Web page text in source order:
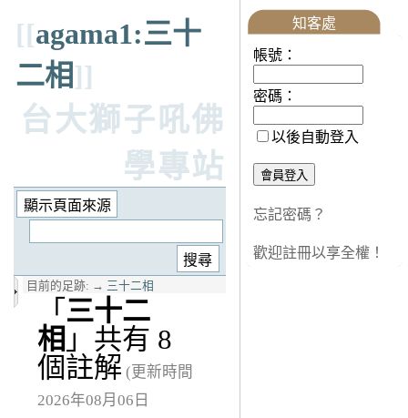
[[agama1:三十
二相]]
台大獅子吼佛
學專站
目前的足跡: → 三十二相
「 三十二
相 」共有 8
個註解 (更新時間
2026年08月06日
知客處
帳號：
密碼：
以後自動登入
忘記密碼？
歡迎註冊以享全權！